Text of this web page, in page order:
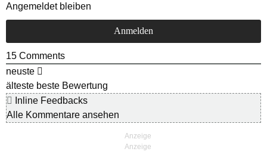
Angemeldet bleiben
15 Comments
neuste
älteste beste Bewertung
Inline Feedbacks
Alle Kommentare ansehen